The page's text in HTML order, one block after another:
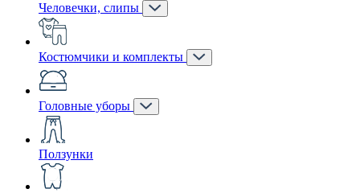
Человечки, слипы
Костюмчики и комплекты
Головные уборы
Ползунки